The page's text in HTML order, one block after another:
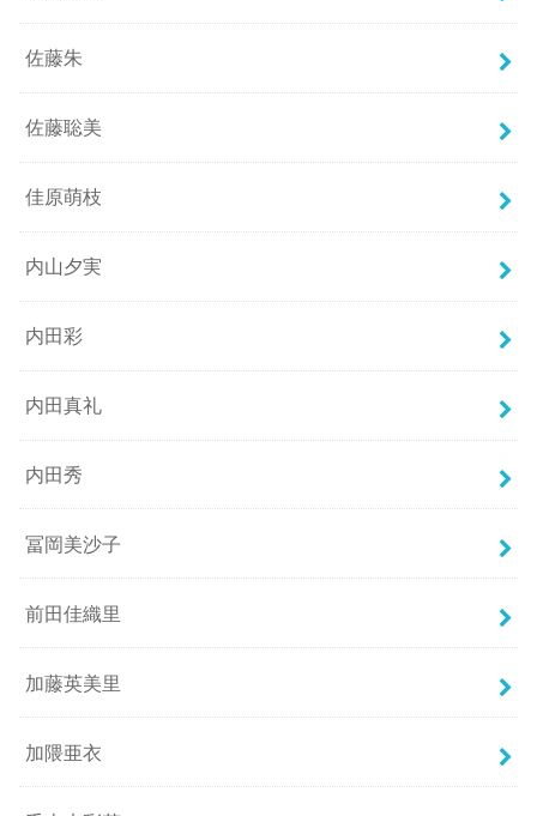
佐藤朱
佐藤聡美
佳原萌枝
内山夕実
内田彩
内田真礼
内田秀
冨岡美沙子
前田佳織里
加藤英美里
加隈亜衣